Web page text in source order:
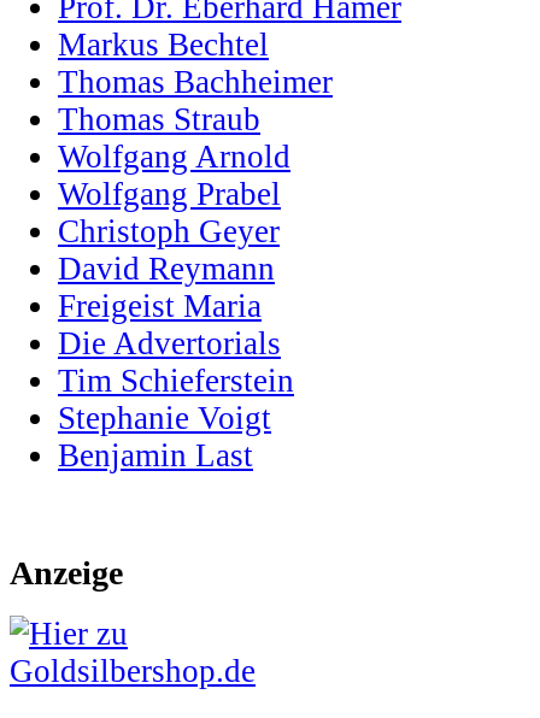
Prof. Dr. Eberhard Hamer
Markus Bechtel
Thomas Bachheimer
Thomas Straub
Wolfgang Arnold
Wolfgang Prabel
Christoph Geyer
David Reymann
Freigeist Maria
Die Advertorials
Tim Schieferstein
Stephanie Voigt
Benjamin Last
Anzeige